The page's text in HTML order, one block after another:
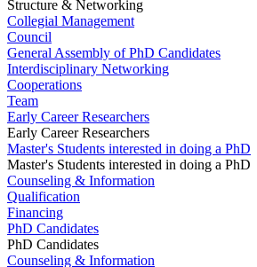
Structure & Networking
Collegial Management
Council
General Assembly of PhD Candidates
Interdisciplinary Networking
Cooperations
Team
Early Career Researchers
Early Career Researchers
Master's Students interested in doing a PhD
Master's Students interested in doing a PhD
Counseling & Information
Qualification
Financing
PhD Candidates
PhD Candidates
Counseling & Information